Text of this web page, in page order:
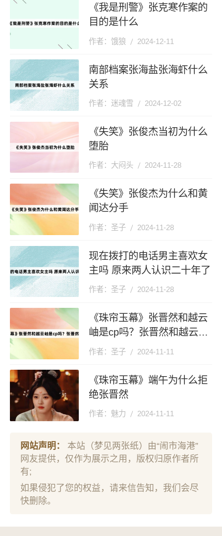
《我是刑警》张克寒作案的
目的是什么
作者：饿狼 2024-12-11
南部档案张海盐张海虾什么
关系
作者：迷魂雪 2024-12-02
《失笑》张俊杰当初为什么
堕胎
作者：大闷头 2024-11-28
《失笑》张俊杰为什么和黄
闻达分手
作者：圣子 2024-11-28
现在拨打的电话男主喜欢女
主吗 原来两人认识二十年了
作者：圣子 2024-11-28
《珠帘玉幕》张晋然和越云
岫是cp吗？张晋然和越云岫
有什么关系？
作者：圣子 2024-11-11
《珠帘玉幕》端午为什么拒
绝张晋然
作者：魅力 2024-11-11
网站声明：
本站（梦见两张纸）由“闹市海港”
网友提供，仅作为展示之用，版权归原作者所
有;
如果侵犯了您的权益，请来信告知，我们会尽
快删除。